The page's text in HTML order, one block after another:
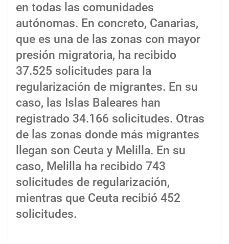
en todas las comunidades
autónomas. En concreto, Canarias,
que es una de las zonas con mayor
presión migratoria, ha recibido
37.525 solicitudes para la
regularización de migrantes. En su
caso, las Islas Baleares han
registrado 34.166 solicitudes. Otras
de las zonas donde más migrantes
llegan son Ceuta y Melilla. En su
caso, Melilla ha recibido 743
solicitudes de regularización,
mientras que Ceuta recibió 452
solicitudes.